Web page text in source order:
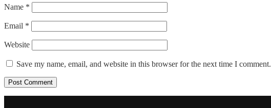
Name *
Email *
Website
Save my name, email, and website in this browser for the next time I comment.